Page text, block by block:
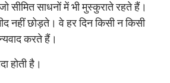
सीमित साधनों में भी मुस्कुराते रहते हैं।
नहीं छोड़ते। वे हर दिन किसी न किसी
करते हैं।
होती है।